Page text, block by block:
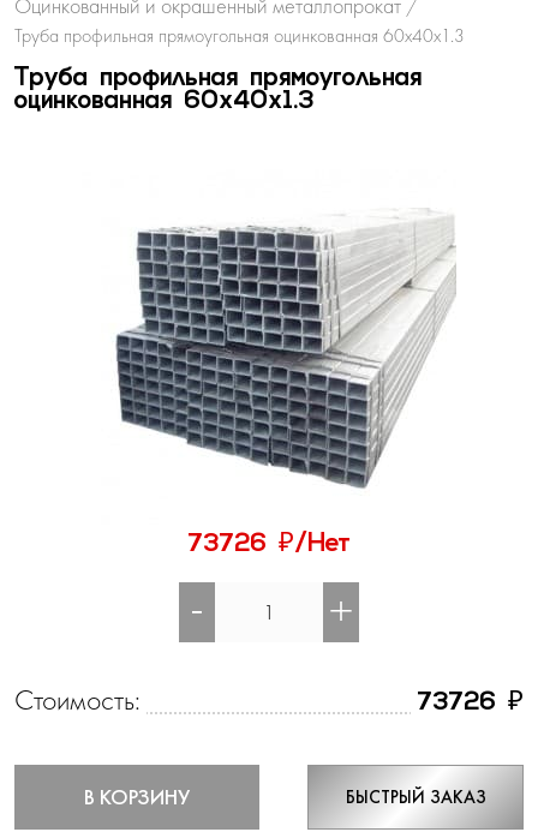
/
Труба профильная прямоугольная оцинкованная 60х40х1.3
Труба профильная прямоугольная
оцинкованная 60х40х1.3
73726 ₽/Нет
- +
Стоимость: 73726 ₽
В КОРЗИНУ БЫСТРЫЙ ЗАКАЗ